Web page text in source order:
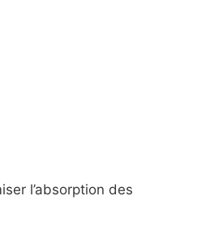
l’absorption des